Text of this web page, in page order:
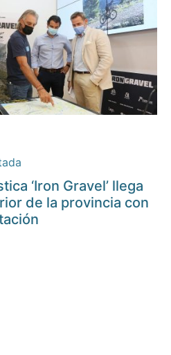
‘Iron Gravel’ llega
de la provincia con